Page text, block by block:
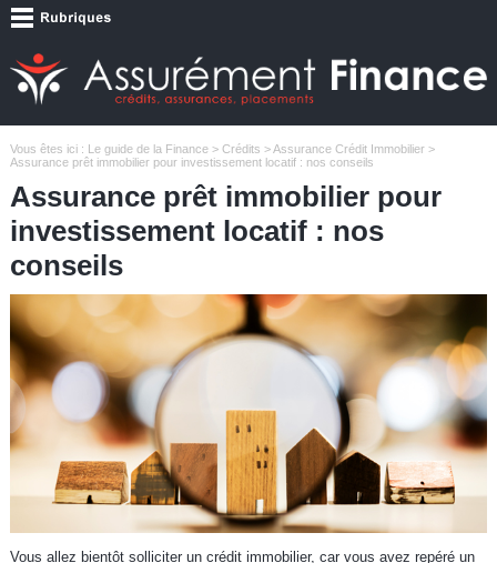
Vous êtes ici : Le guide de la Finance> Crédits >Assurance Crédit Immobilier>
Assurance prêt immobilier pour investissement locatif : nos conseils
Assurance prêt immobilier pour
investissement locatif : nos
conseils
Vous allez bientôt solliciter un crédit immobilier, car vous avez repéré un